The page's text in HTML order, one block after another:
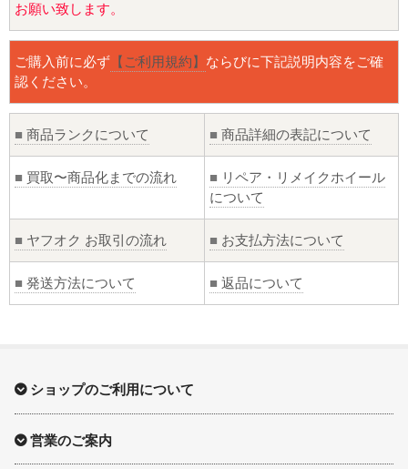
お願い致します。
ご購入前に必ず 【ご利用規約】 ならびに下記説明内容をご確
認ください。
■ 商品ランクについて ■ 商品詳細の表記について
■ 買取〜商品化までの流れ ■ リペア・リメイクホイール
について
■ ヤフオク お取引の流れ ■ お支払方法について
■ 発送方法について ■ 返品について
ショップのご利用について
営業のご案内